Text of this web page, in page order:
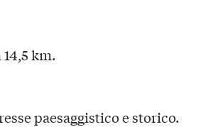
km.
paesaggistico e storico.